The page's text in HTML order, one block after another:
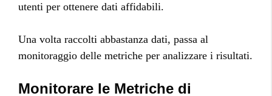
utenti per ottenere dati affidabili.
Una volta raccolti abbastanza dati, passa al
monitoraggio delle metriche per analizzare i risultati.
Monitorare le Metriche di